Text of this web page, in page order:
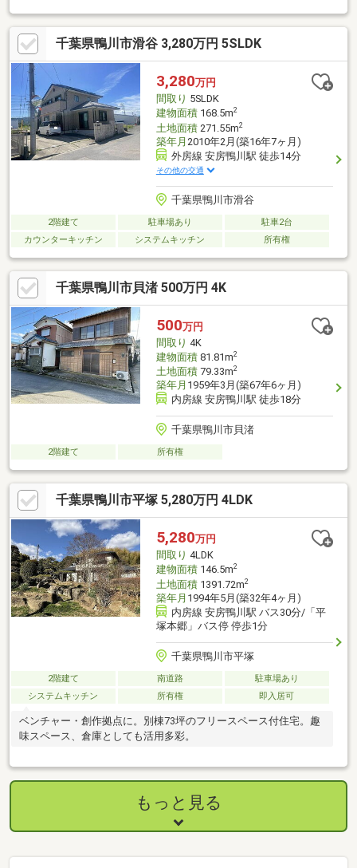
なたを待っています◇◆
千葉県鴨川市滑谷 3,280万円 5SLDK
3,280万円
間取り 5SLDK
建物面積168.5m2
土地面積271.55m2
築年月 2010年2月(築16年7ヶ月)
外房線 安房鴨川駅 徒歩14分
その他の交通
千葉県鴨川市滑谷
2階建て 駐車場あり
駐車2台
カウンターキッチン
システムキッチン 所有権
千葉県鴨川市貝渚 500万円 4K
500万円
間取り 4K
建物面積81.81m2
土地面積79.33m2
築年月 1959年3月(築67年6ヶ月)
内房線 安房鴨川駅 徒歩18分
千葉県鴨川市貝渚
2階建て 所有権
千葉県鴨川市平塚 5,280万円 4LDK
5,280万円
間取り 4LDK
建物面積146.5m2
土地面積1391.72m2
築年月 1994年5月(築32年4ヶ月)
内房線 安房鴨川駅 バス30分/「平
塚本郷」バス停 停歩1分
千葉県鴨川市平塚
2階建て 南道路
駐車場あり
システムキッチン
所有権 即入居可
ベンチャー・創作拠点に。別棟73坪のフリースペース付住宅。趣
味スペース、倉庫としても活用多彩。
もっと見る